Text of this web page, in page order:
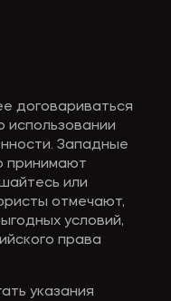
договариваться
использовании
Западные
принимают
или
отмечают,
условий,
права
указания